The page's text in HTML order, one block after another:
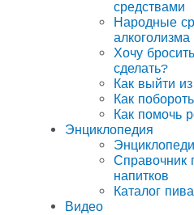
средствами
Народные
алкоголизма
Хочу
сделать?
Как выйти
Как
Как помочь
Энциклопедия
Справочник
напитков
Каталог пива
Видео